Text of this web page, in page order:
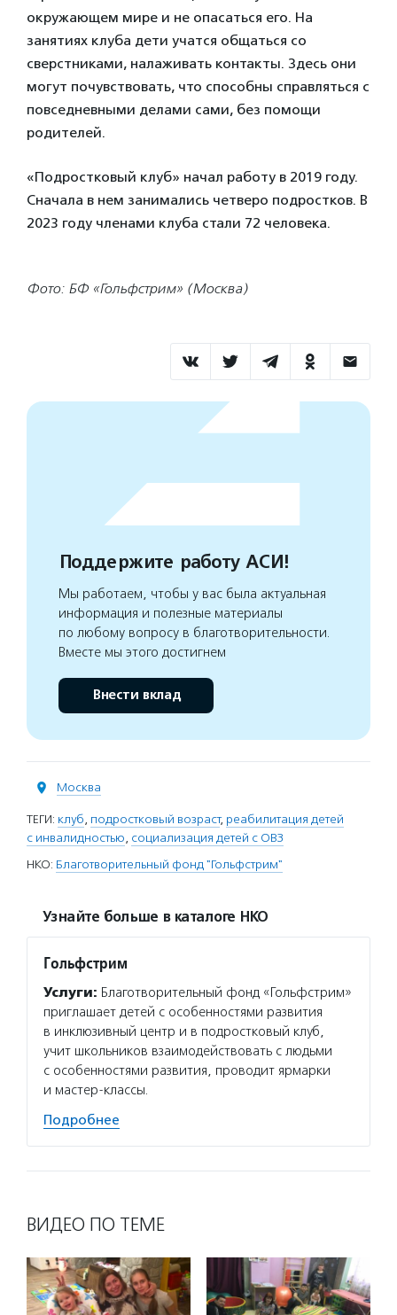
окружающем мире и не опасаться его. На
занятиях клуба дети учатся общаться со
сверстниками, налаживать контакты. Здесь они
могут почувствовать, что способны справляться с
повседневными делами сами, без помощи
родителей.
«Подростковый клуб» начал работу в 2019 году.
Сначала в нем занимались четверо подростков. В
2023 году членами клуба стали 72 человека.
Фото: БФ «Гольфстрим» (Москва)
Поддержите работу АСИ!
Мы работаем, чтобы у вас была актуальная
информация и полезные материалы
по любому вопросу в благотворительности.
Вместе мы этого достигнем
Внести вклад
Москва
ТЕГИ: клуб, подростковый возраст, реабилитация детей
с инвалидностью, социализация детей с ОВЗ
НКО: Благотворительный фонд "Гольфстрим"
Узнайте больше в каталоге НКО
Гольфстрим
Услуги: Благотворительный фонд «Гольфстрим»
приглашает детей с особенностями развития
в инклюзивный центр и в подростковый клуб,
учит школьников взаимодействовать с людьми
с особенностями развития, проводит ярмарки
и мастер-классы.
Подробнее
ВИДЕО ПО ТЕМЕ